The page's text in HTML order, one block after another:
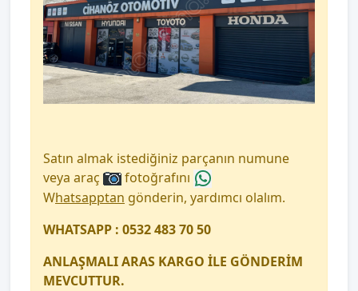
Satın almak istediğiniz parçanın numune
veya araç
fotoğrafını
Whatsapptan gönderin, yardımcı olalım.
WHATSAPP : 0532 483 70 50
ANLAŞMALI ARAS KARGO İLE GÖNDERİM
MEVCUTTUR.